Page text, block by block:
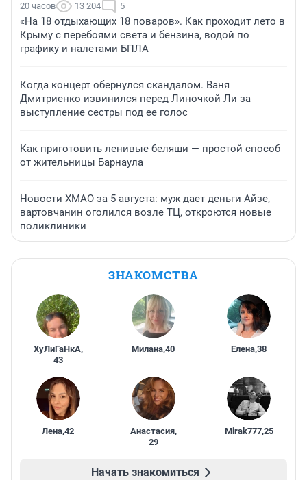
20 часов 13 204 5
«На 18 отдыхающих 18 поваров». Как проходит лето в
Крыму с перебоями света и бензина, водой по
графику и налетами БПЛА
Когда концерт обернулся скандалом. Ваня
Дмитриенко извинился перед Линочкой Ли за
выступление сестры под ее голос
Как приготовить ленивые беляши — простой способ
от жительницы Барнаула
Новости ХМАО за 5 августа: муж дает деньги Айзе,
вартовчанин оголился возле ТЦ, откроются новые
поликлиники
ЗНАКОМСТВА
ХуЛиГаНкА,
43
Милана,40 Елена,38
Лена,42 Анастасия,
29
Mirak777,25
Начать знакомиться